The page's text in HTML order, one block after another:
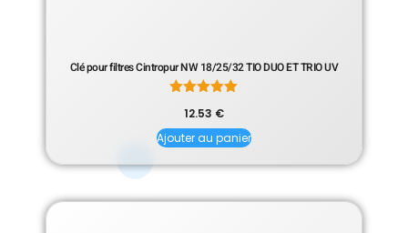
Clé pour filtres Cintropur NW 18/25/32 TIO DUO ET TRIO UV
5.00
sur 5
12.53 €
Ajouter au panier